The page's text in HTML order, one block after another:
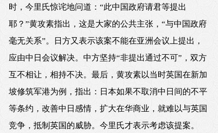
时，今里氏惊诧地问道：“此中国政府请君等提出
耶？”黄攻素指出，这是大家的公共主张，“与中国政府
毫无关系”。日方又表示该案不能在亚洲会议上提出，
应由中日会议解决。中方坚持“非提出通过不可”，双方
互不相让，相持不决。最后，黄攻素以当时英国在新加
坡修筑军港为例，指出：日本如果不取消中日间的不平
等条约，改善中日感情，扩大在华商业，就难以与英国
竞争，抵制英国的威胁。今里氏才表示考虑该提案。